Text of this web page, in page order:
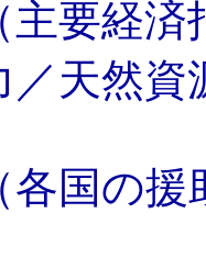
主要経済
／天然資
各国の援